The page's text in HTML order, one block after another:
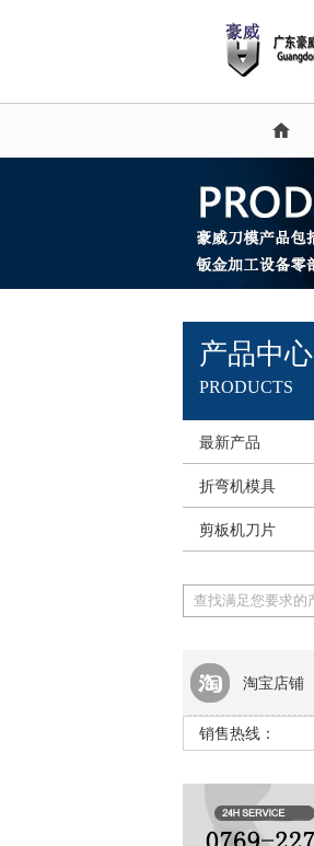
产品中心
PRODUCTS
最新产品
折弯机模具
剪板机刀片
淘宝店铺
销售热线：